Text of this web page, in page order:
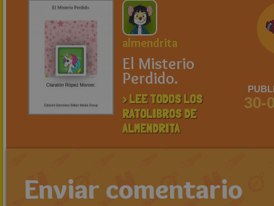
almendrita
El Misterio
Perdido.
> LEE TODOS LOS
RATOLIBROS DE
ALMENDRITA
30-
Enviar comentario